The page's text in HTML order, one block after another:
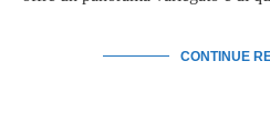
CONTINUE